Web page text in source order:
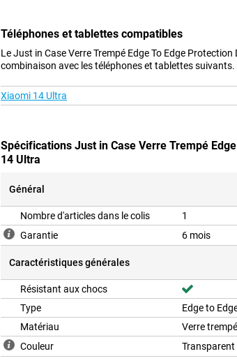
Téléphones et tablettes compatibles
Le Just in Case Verre Trempé Edge To Edge
combinaison avec les téléphones et tablettes suivants.
Xiaomi 14 Ultra
Spécifications Just in Case Verre Trempé
14 Ultra
Général
Nombre d'articles dans le colis
1
Garantie
6 mois
Caractéristiques générales
Résistant aux chocs
Type
Edge to
Matériau
Verre trempé
Couleur
Transparent